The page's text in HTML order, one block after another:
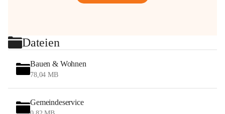
Dateien
Bauen & Wohnen
78,04 MB
Gemeindeservice